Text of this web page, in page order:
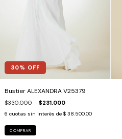
30% OFF
Bustier ALEXANDRA V25379
$330.000 $231.000
6 cuotas sin interés de $ 38.500,00
COMPRAR